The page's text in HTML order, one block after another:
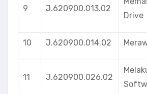
9 J.620900.013.02
Drive
10 J.620900.014.02
11 J.620900.026.02